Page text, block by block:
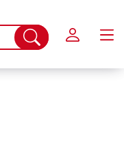
Suche
abschicken